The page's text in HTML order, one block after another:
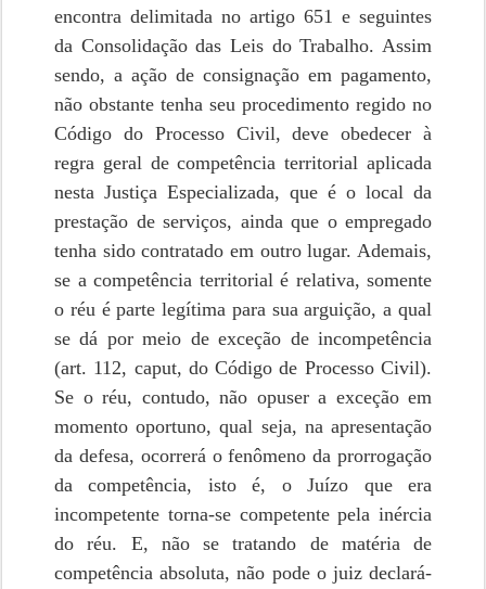
encontra delimitada no artigo 651 e seguintes
da Consolidação das Leis do Trabalho. Assim
sendo, a ação de consignação em pagamento,
não obstante tenha seu procedimento regido no
Código do Processo Civil, deve obedecer à
regra geral de competência territorial aplicada
nesta Justiça Especializada, que é o local da
prestação de serviços, ainda que o empregado
tenha sido contratado em outro lugar. Ademais,
se a competência territorial é relativa, somente
o réu é parte legítima para sua arguição, a qual
se dá por meio de exceção de incompetência
(art. 112, caput, do Código de Processo Civil).
Se o réu, contudo, não opuser a exceção em
momento oportuno, qual seja, na apresentação
da defesa, ocorrerá o fenômeno da prorrogação
da competência, isto é, o Juízo que era
incompetente torna-se competente pela inércia
do réu. E, não se tratando de matéria de
competência absoluta, não pode o juiz declará-